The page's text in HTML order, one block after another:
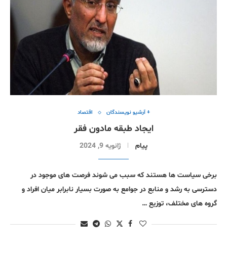
+ آرشیو نویسندگان اقتصاد
ایجاد طبقه مادون فقر
پیام ژانویه 9, 2024
برخی سیاست ها هستند که سبب می شوند فرصت های موجود در
دسترسی به رشد و منابع در جوامع به صورت بسیار نابرابر میان افراد و
گروه های مختلف، توزیع …